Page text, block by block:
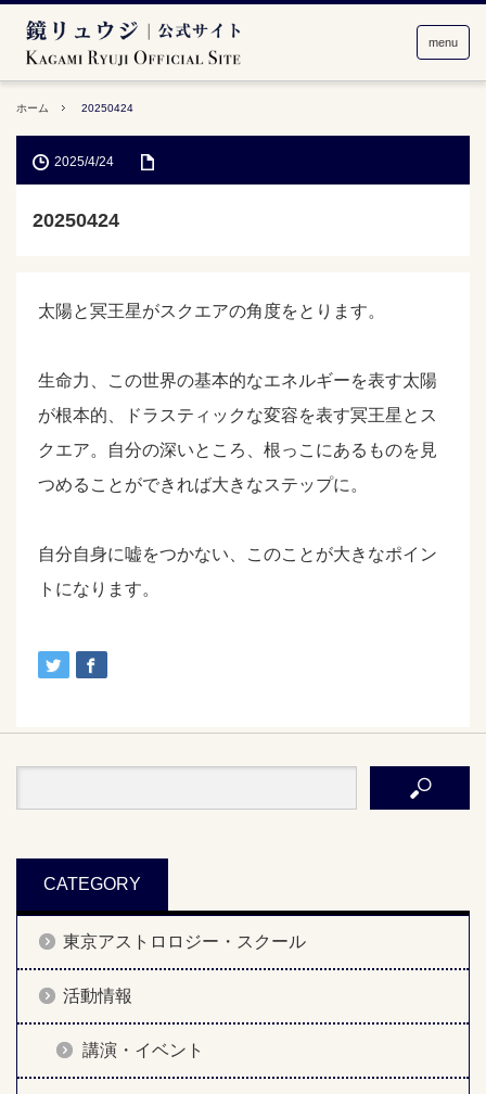
menu
ホーム 20250424
2025/4/24
20250424
太陽と冥王星がスクエアの角度をとります。
生命力、この世界の基本的なエネルギーを表す太陽
が根本的、ドラスティックな変容を表す冥王星とス
クエア。自分の深いところ、根っこにあるものを見
つめることができれば大きなステップに。
自分自身に嘘をつかない、このことが大きなポイン
トになります。
CATEGORY
東京アストロロジー・スクール
活動情報
講演・イベント